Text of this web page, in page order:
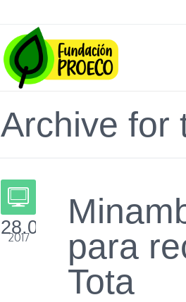
Archive for
28.05
2017
para
Tota